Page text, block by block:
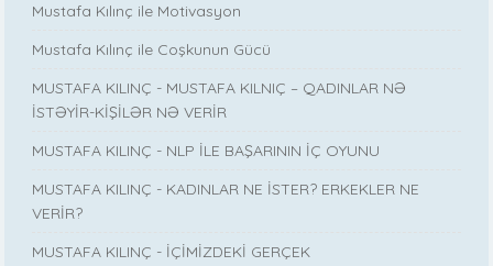
Mustafa Kılınç ile Motivasyon
Mustafa Kılınç ile Coşkunun Gücü
MUSTAFA KILINÇ - MUSTAFA KILNIÇ – QADINLAR NƏ
İSTƏYİR-KİŞİLƏR NƏ VERİR
MUSTAFA KILINÇ - NLP İLE BAŞARININ İÇ OYUNU
MUSTAFA KILINÇ - KADINLAR NE İSTER? ERKEKLER NE
VERİR?
MUSTAFA KILINÇ - İÇİMİZDEKİ GERÇEK